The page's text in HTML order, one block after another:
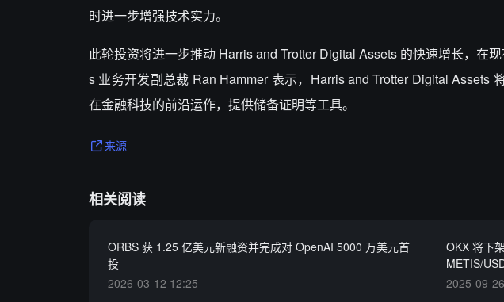
时进一步增强技术实力。
此轮投资将进一步推动 Harris and Trotter Digital Assets 的快速增长，在
s 业务开发副总裁 Ran Hammer 表示，Harris and Trotter Digital Assets
在金融科技的前沿运作，提供储备证明等工具。
来源
相关阅读
ORBS 获 1.25 亿美元新融资并完成对 OpenAI 5000 万美元首
投
2026-03-12 12:25
OKX 将下
METIS/
2025-09-